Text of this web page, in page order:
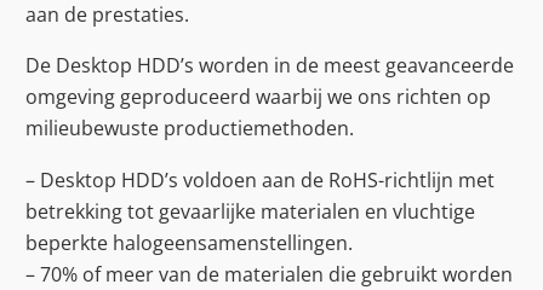
aan de prestaties.
De Desktop HDD’s worden in de meest geavanceerde
omgeving geproduceerd waarbij we ons richten op
milieubewuste productiemethoden.
– Desktop HDD’s voldoen aan de RoHS-richtlijn met
betrekking tot gevaarlijke materialen en vluchtige
beperkte halogeensamenstellingen.
– 70% of meer van de materialen die gebruikt worden